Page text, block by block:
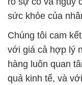
quả kinh tế, và
Phát, bạn có thể
lượng và giá trị.
Giá cả luôn là
trong quá trình